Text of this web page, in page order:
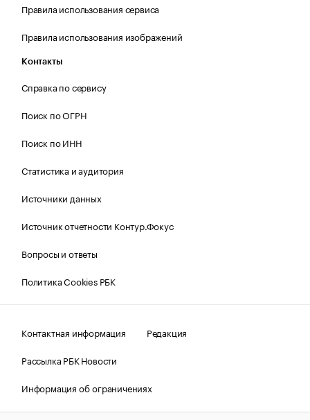
Правила использования сервиса
Правила использования изображений
Контакты
Справка по сервису
Поиск по ОГРН
Поиск по ИНН
Статистика и аудитория
Источники данных
Источник отчетности Контур.Фокус
Вопросы и ответы
Политика Cookies РБК
Контактная информация
Редакция
Рассылка РБК Новости
Информация об ограничениях
Правовая информация
О соблюдении авторских прав